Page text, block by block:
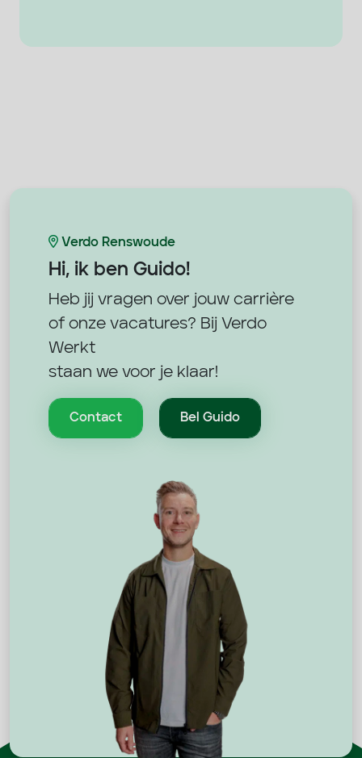
Verdo Renswoude
Hi, ik ben Guido!
Heb jij vragen over jouw carrière
of onze vacatures? Bij Verdo
Werkt
staan we voor je klaar!
Contact Bel Guido